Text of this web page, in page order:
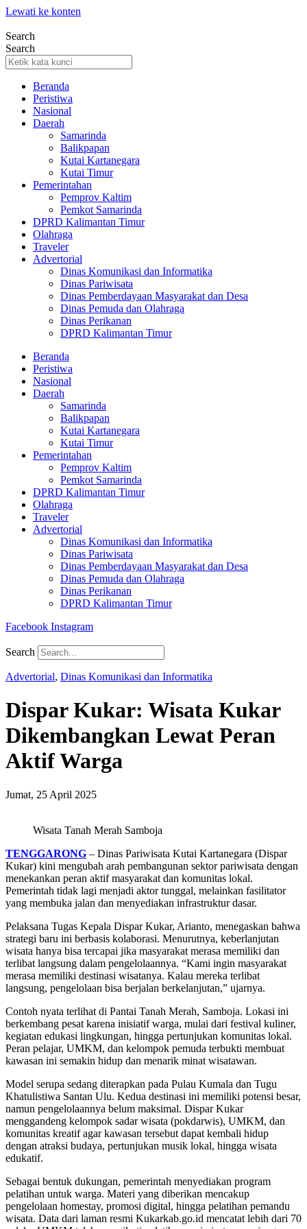
Lewati ke konten
Search
Search
Beranda
Peristiwa
Nasional
Daerah
Samarinda
Balikpapan
Kutai Kartanegara
Kutai Timur
Pemerintahan
Pemprov Kaltim
Pemkot Samarinda
DPRD Kalimantan Timur
Olahraga
Traveler
Advertorial
Dinas Komunikasi dan Informatika
Dinas Pariwisata
Dinas Pemberdayaan Masyarakat dan Desa
Dinas Pemuda dan Olahraga
Dinas Perikanan
DPRD Kalimantan Timur
Beranda
Peristiwa
Nasional
Daerah
Samarinda
Balikpapan
Kutai Kartanegara
Kutai Timur
Pemerintahan
Pemprov Kaltim
Pemkot Samarinda
DPRD Kalimantan Timur
Olahraga
Traveler
Advertorial
Dinas Komunikasi dan Informatika
Dinas Pariwisata
Dinas Pemberdayaan Masyarakat dan Desa
Dinas Pemuda dan Olahraga
Dinas Perikanan
DPRD Kalimantan Timur
Facebook Instagram
Search
Advertorial, Dinas Komunikasi dan Informatika
Dispar Kukar: Wisata Kukar
Dikembangkan Lewat Peran
Aktif Warga
Jumat, 25 April 2025
Wisata Tanah Merah Samboja
TENGGARONG – Dinas Pariwisata Kutai Kartanegara (Dispar
Kukar) kini mengubah arah pembangunan sektor pariwisata dengan
menekankan peran aktif masyarakat dan komunitas lokal.
Pemerintah tidak lagi menjadi aktor tunggal, melainkan fasilitator
yang membuka jalan dan menyediakan infrastruktur dasar.
Pelaksana Tugas Kepala Dispar Kukar, Arianto, menegaskan bahwa
strategi baru ini berbasis kolaborasi. Menurutnya, keberlanjutan
wisata hanya bisa tercapai jika masyarakat merasa memiliki dan
terlibat langsung dalam pengelolaannya. “Kami ingin masyarakat
merasa memiliki destinasi wisatanya. Kalau mereka terlibat
langsung, pengelolaan bisa berjalan berkelanjutan,” ujarnya.
Contoh nyata terlihat di Pantai Tanah Merah, Samboja. Lokasi ini
berkembang pesat karena inisiatif warga, mulai dari festival kuliner,
kegiatan edukasi lingkungan, hingga pertunjukan komunitas lokal.
Peran pelajar, UMKM, dan kelompok pemuda terbukti membuat
kawasan ini semakin hidup dan menarik minat wisatawan.
Model serupa sedang diterapkan pada Pulau Kumala dan Tugu
Khatulistiwa Santan Ulu. Kedua destinasi ini memiliki potensi besar,
namun pengelolaannya belum maksimal. Dispar Kukar
menggandeng kelompok sadar wisata (pokdarwis), UMKM, dan
komunitas kreatif agar kawasan tersebut dapat kembali hidup
dengan atraksi budaya, pertunjukan musik lokal, hingga wisata
edukatif.
Sebagai bentuk dukungan, pemerintah menyediakan program
pelatihan untuk warga. Materi yang diberikan mencakup
pengelolaan homestay, promosi digital, hingga pelatihan pemandu
wisata. Data dari laman resmi Kukarkab.go.id mencatat lebih dari 70